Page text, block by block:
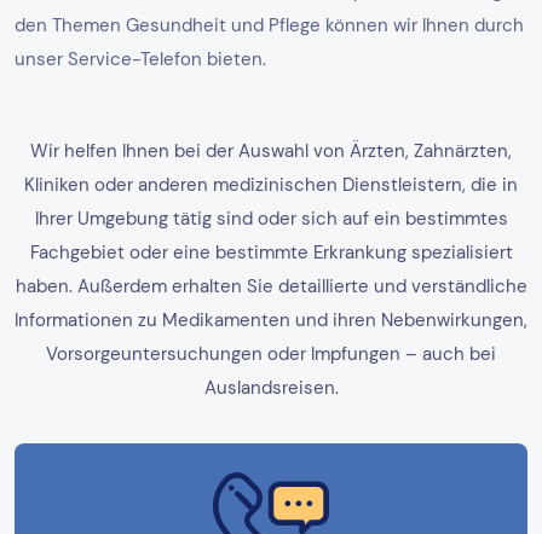
den Themen Gesundheit und Pflege können wir Ihnen durch
unser Service-Telefon bieten.
Wir helfen Ihnen bei der Auswahl von Ärzten, Zahnärzten,
Kliniken oder anderen medizinischen Dienstleistern, die in
Ihrer Umgebung tätig sind oder sich auf ein bestimmtes
Fachgebiet oder eine bestimmte Erkrankung spezialisiert
haben. Außerdem erhalten Sie detaillierte und verständliche
Informationen zu Medikamenten und ihren Nebenwirkungen,
Vorsorgeuntersuchungen oder Impfungen – auch bei
Auslandsreisen.